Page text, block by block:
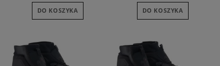
DO KOSZYKA DO KOSZYKA